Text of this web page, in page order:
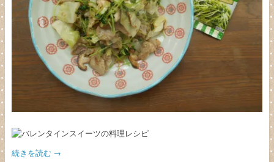
続きを読む →